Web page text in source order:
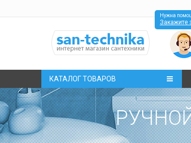
Нужна
Закажите
КАТАЛОГ ТОВАРОВ
РУЧНОЙ